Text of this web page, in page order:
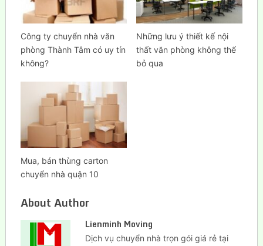
Công ty chuyển nhà văn
phòng Thành Tâm có uy tín
không?
Những lưu ý thiết kế nội
thất văn phòng không thể
bỏ qua
Mua, bán thùng carton
chuyển nhà quận 10
About Author
Lienminh Moving
Dịch vụ chuyển nhà trọn gói giá rẻ tại